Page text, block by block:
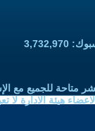
متاحة للجميع مع
هيئة الادارة لا